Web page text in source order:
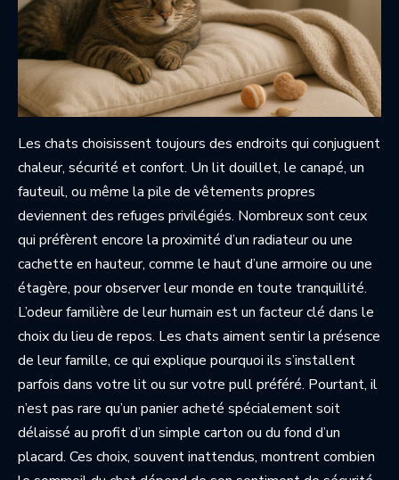
Les chats choisissent toujours des endroits qui conjuguent
chaleur, sécurité et confort. Un lit douillet, le canapé, un
fauteuil, ou même la pile de vêtements propres
deviennent des refuges privilégiés. Nombreux sont ceux
qui préfèrent encore la proximité d’un radiateur ou une
cachette en hauteur, comme le haut d’une armoire ou une
étagère, pour observer leur monde en toute tranquillité.
L’odeur familière de leur humain est un facteur clé dans le
choix du lieu de repos. Les chats aiment sentir la présence
de leur famille, ce qui explique pourquoi ils s’installent
parfois dans votre lit ou sur votre pull préféré. Pourtant, il
n’est pas rare qu’un panier acheté spécialement soit
délaissé au profit d’un simple carton ou du fond d’un
placard. Ces choix, souvent inattendus, montrent combien